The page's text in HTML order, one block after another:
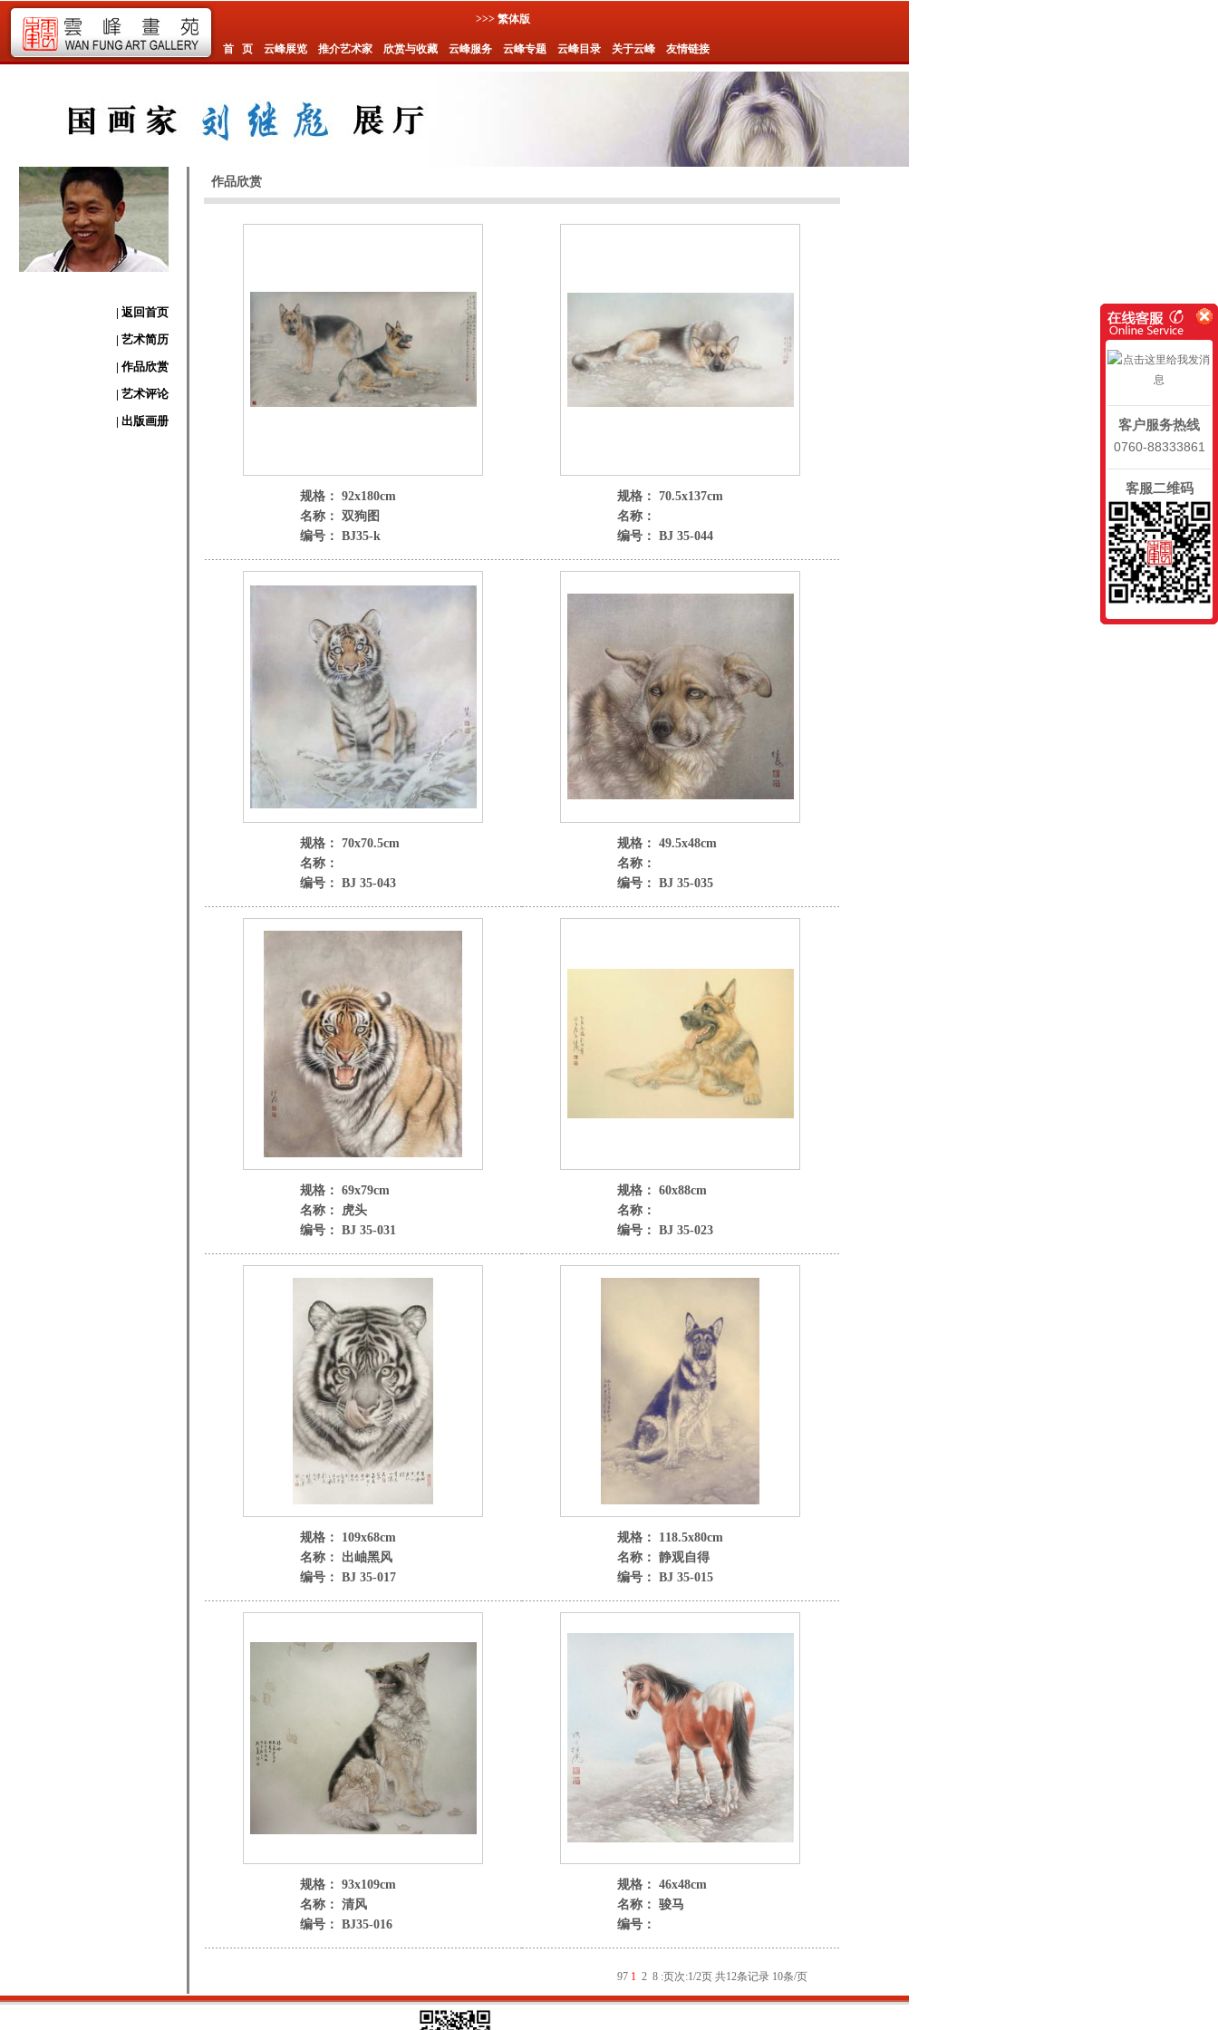
>>> 繁体版
首 页 云峰展览 推介艺术家 欣赏与收藏 云峰服务 云峰专题 云峰目录 关于云峰 友情链接
| 返回首页
| 艺术简历
| 作品欣赏
| 艺术评论
| 出版画册
作品欣赏
规格： 92x180cm
名称： 双狗图
编号： BJ35-k
规格： 70.5x137cm
名称：
编号： BJ 35-044
规格： 70x70.5cm
名称：
编号： BJ 35-043
规格： 49.5x48cm
名称：
编号： BJ 35-035
规格： 69x79cm
名称： 虎头
编号： BJ 35-031
规格： 60x88cm
名称：
编号： BJ 35-023
规格： 109x68cm
名称： 出岫黑风
编号： BJ 35-017
规格： 118.5x80cm
名称： 静观自得
编号： BJ 35-015
规格： 93x109cm
名称： 清风
编号： BJ35-016
规格： 46x48cm
名称： 骏马
编号：
97 1 2 8 :页次:1/2页 共12条记录 10条/页
客户服务热线
0760-88333861
客服二维码